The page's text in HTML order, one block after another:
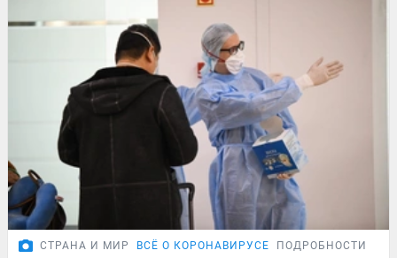
СТРАНА И МИР ВСЁ О КОРОНАВИРУСЕ ПОДРОБНОСТИ